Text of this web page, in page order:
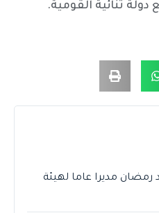
ثنائية القومية.
رمضان مديرا عاما لهيئة